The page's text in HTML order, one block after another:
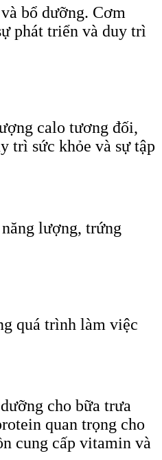
bổ dưỡng. Cơm
phát triển và duy trì
calo tương đối,
trì sức khỏe và sự tập
lượng, trứng
quá trình làm việc
cho bữa trưa
quan trọng cho
cung cấp vitamin và